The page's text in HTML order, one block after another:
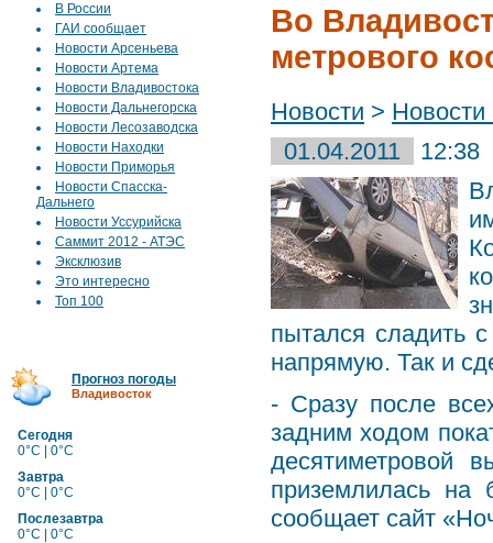
В России
ГАИ сообщает
Новости Арсеньева
Новости Артема
Новости Владивостока
Новости Дальнегорска
Новости Лесозаводска
Новости Находки
Новости Приморья
Новости Спасска-
Дальнего
Новости Уссурийска
Саммит 2012 - АТЭС
Эксклюзив
Это интересно
Топ 100
Прогноз погоды
Владивосток
Сегодня
0°C | 0°C
Завтра
0°C | 0°C
Послезавтра
0°C | 0°C
Во
метрового
Новости > Новости
01.04.2011
12:38
пытался сладить
напрямую. Так и
- Сразу после
задним ходом
десятиметровой
приземлилась на
сообщает сайт